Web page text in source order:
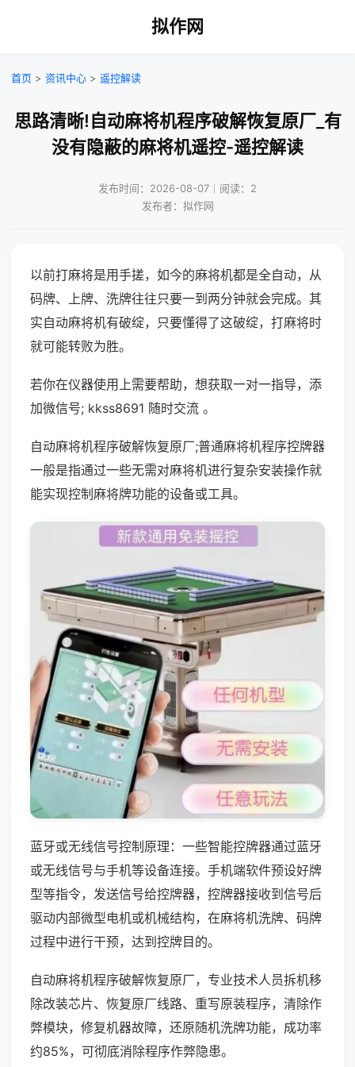
拟作网
首页 > 资讯中心 > 遥控解读
思路清晰!自动麻将机程序破解恢复原厂_有
没有隐蔽的麻将机遥控-遥控解读
发布时间：2026-08-07｜阅读：2
发布者：拟作网
以前打麻将是用手搓，如今的麻将机都是全自动，从
码牌、上牌、洗牌往往只要一到两分钟就会完成。其
实自动麻将机有破绽，只要懂得了这破绽，打麻将时
就可能转败为胜。
若你在仪器使用上需要帮助，想获取一对一指导，添
加微信号; kkss8691 随时交流 。
自动麻将机程序破解恢复原厂;普通麻将机程序控牌器
一般是指通过一些无需对麻将机进行复杂安装操作就
能实现控制麻将牌功能的设备或工具。
蓝牙或无线信号控制原理：一些智能控牌器通过蓝牙
或无线信号与手机等设备连接。手机端软件预设好牌
型等指令，发送信号给控牌器，控牌器接收到信号后
驱动内部微型电机或机械结构，在麻将机洗牌、码牌
过程中进行干预，达到控牌目的。
自动麻将机程序破解恢复原厂，专业技术人员拆机移
除改装芯片、恢复原厂线路、重写原装程序，清除作
弊模块，修复机器故障，还原随机洗牌功能，成功率
约85%，可彻底消除程序作弊隐患。